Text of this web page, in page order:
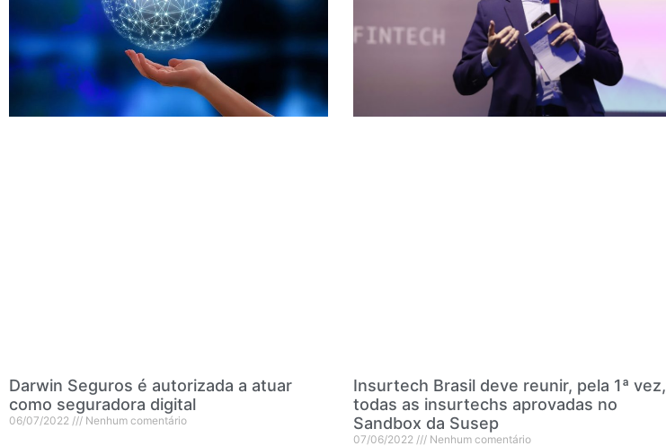
Darwin Seguros é autorizada a atuar
como seguradora digital
06/07/2022 Nenhum comentário
Insurtech Brasil deve reunir, pela 1ª vez,
todas as insurtechs aprovadas no
Sandbox da Susep
07/06/2022 Nenhum comentário